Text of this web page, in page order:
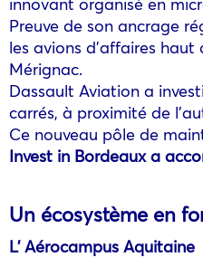
Preuve de son ancrage
les avions d’affaires
Mérignac.
Dassault Aviation a
carrés, à proximité de
Ce nouveau pôle de
Invest in Bordeaux a
Un écosystème en
L’Aérocampus Aquitaine